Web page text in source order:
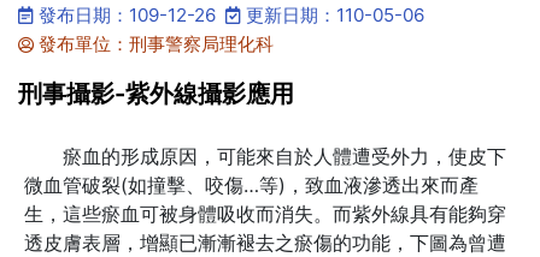
發布日期：109-12-26
更新日期：110-05-06
發布單位：刑事警察局理化科
刑事攝影-紫外線攝影應用
瘀血的形成原因，可能來自於人體遭受外力，使皮下
微血管破裂(如撞擊、咬傷…等)，致血液滲透出來而產
生，這些瘀血可被身體吸收而消失。而紫外線具有能夠穿
透皮膚表層，增顯已漸漸褪去之瘀傷的功能，下圖為曾遭